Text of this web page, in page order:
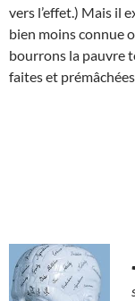
vers l’effet.) Mais il
bien moins connue
bourrons la pauvre
faites et